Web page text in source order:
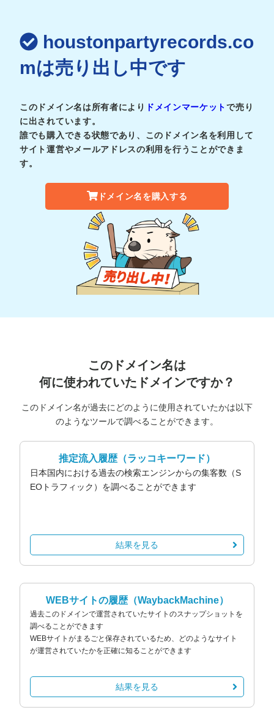
houstonpartyrecords.co
mは売り出し中です
このドメイン名は所有者により ドメインマーケットで売り
に出されています。
誰でも購入できる状態であり、このドメイン名を利用して
サイト運営やメールアドレスの利用を行うことができま
す。
ドメイン名を購入する
このドメイン名は
何に使われていたドメインですか？
このドメイン名が過去にどのように使用されていたかは以下
のようなツールで調べることができます。
推定流入履歴（ラッコキーワード）
日本国内における過去の検索エンジンからの集客数（S
EOトラフィック）を調べることができます
結果を見る
WEBサイトの履歴（WaybackMachine）
過去このドメインで運営されていたサイトのスナップショットを
調べることができます
WEBサイトがまるごと保存されているため、どのようなサイト
が運営されていたかを正確に知ることができます
結果を見る